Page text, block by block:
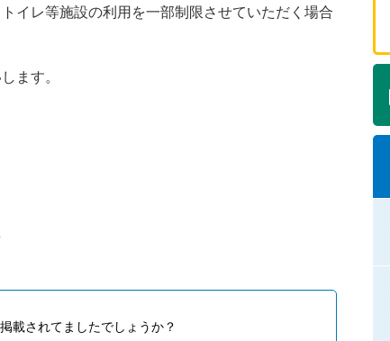
イレ等施設の利用を一部制限させていただく場合
ます。
載されてましたでしょうか？